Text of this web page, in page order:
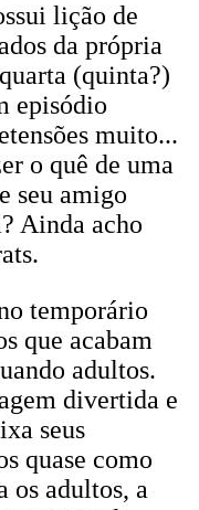
lição de
da própria
(quinta?)
episódio
muito...
o quê de uma
seu amigo
Ainda acho
temporário
que acabam
adultos.
divertida e
seus
quase como
os adultos, a